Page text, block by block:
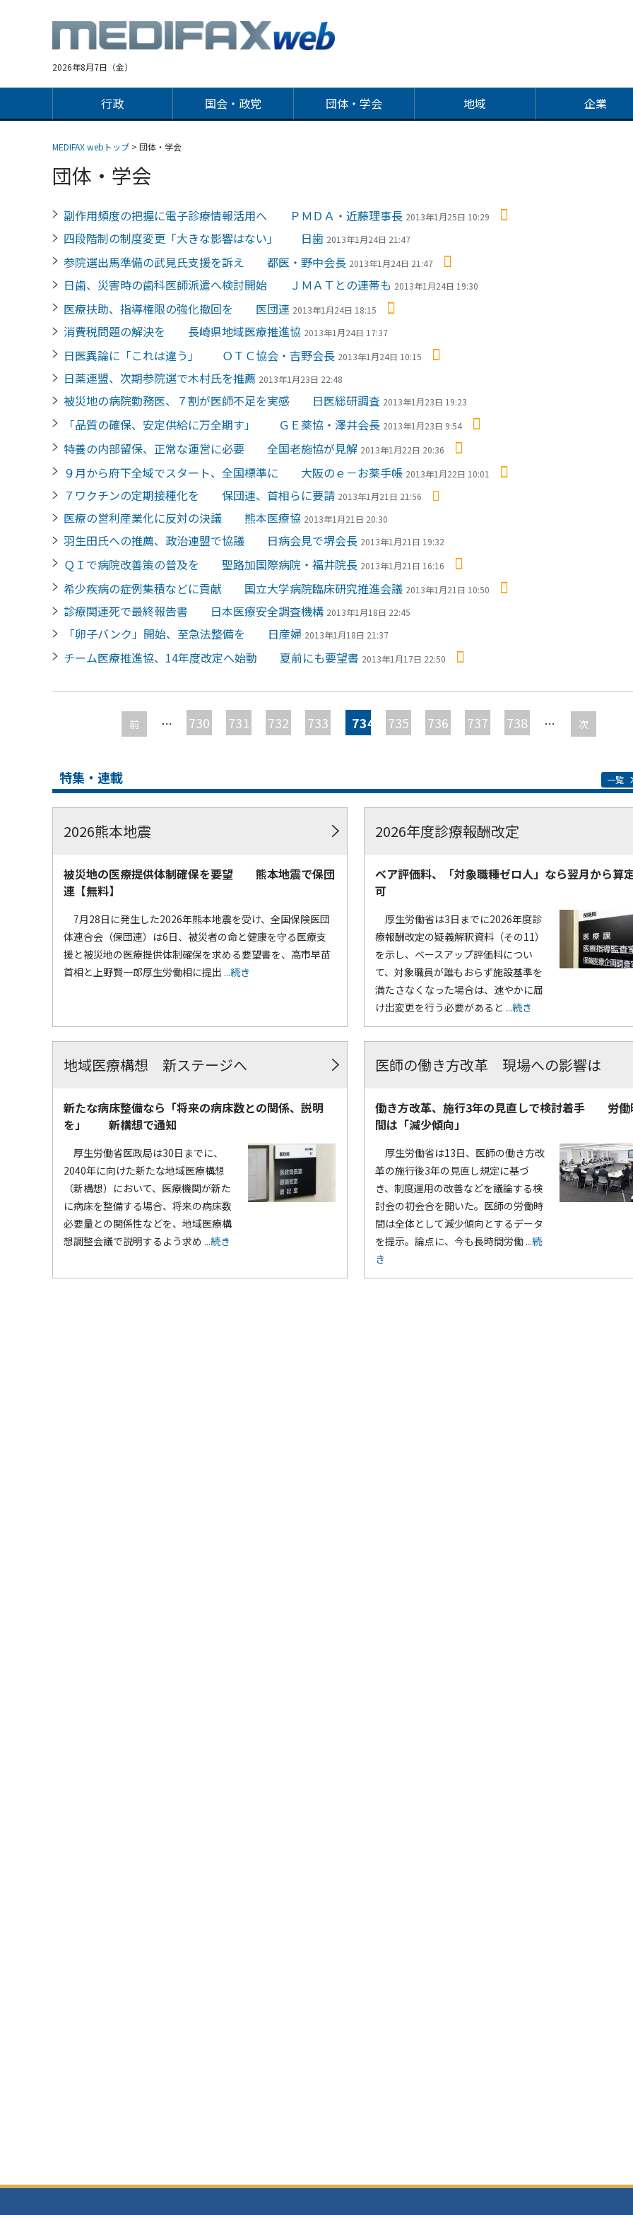
2026年8月7日（金）
行政 国会・政党 団体・学会 地域 企業
MEDIFAX webトップ > 団体・学会
団体・学会
副作用頻度の把握に電子診療情報活用へ ＰＭＤＡ・近藤理事長 2013年1月25日 10:29
四段階制の制度変更「大きな影響はない」 日歯 2013年1月24日 21:47
参院選出馬準備の武見氏支援を訴え 都医・野中会長 2013年1月24日 21:47
日歯、災害時の歯科医師派遣へ検討開始 ＪＭＡＴとの連帯も 2013年1月24日 19:30
医療扶助、指導権限の強化撤回を 医団連 2013年1月24日 18:15
消費税問題の解決を 長崎県地域医療推進協 2013年1月24日 17:37
日医異論に「これは違う」 ＯＴＣ協会・吉野会長 2013年1月24日 10:15
日薬連盟、次期参院選で木村氏を推薦 2013年1月23日 22:48
被災地の病院勤務医、７割が医師不足を実感 日医総研調査 2013年1月23日 19:23
「品質の確保、安定供給に万全期す」 ＧＥ薬協・澤井会長 2013年1月23日 9:54
特養の内部留保、正常な運営に必要 全国老施協が見解 2013年1月22日 20:36
９月から府下全域でスタート、全国標準に 大阪のｅ－お薬手帳 2013年1月22日 10:01
７ワクチンの定期接種化を 保団連、首相らに要請 2013年1月21日 21:56
医療の営利産業化に反対の決議 熊本医療協 2013年1月21日 20:30
羽生田氏への推薦、政治連盟で協議 日病会見で堺会長 2013年1月21日 19:32
ＱＩで病院改善策の普及を 聖路加国際病院・福井院長 2013年1月21日 16:16
希少疾病の症例集積などに貢献 国立大学病院臨床研究推進会議 2013年1月21日 10:50
診療関連死で最終報告書 日本医療安全調査機構 2013年1月18日 22:45
「卵子バンク」開始、至急法整備を 日産婦 2013年1月18日 21:37
チーム医療推進協、14年度改定へ始動 夏前にも要望書 2013年1月17日 22:50
ペ
前 … 730 731 732 733 734 735 736 737 738 … 次
特集・連載 一覧
2026熊本地震
被災地の医療提供体制確保を要望 熊本地震で保団
連【無料】
7月28日に発生した2026年熊本地震を受け、全国保険医団
体連合会（保団連）は6日、被災者の命と健康を守る医療支
援と被災地の医療提供体制確保を求める要望書を、高市早苗
首相と上野賢一郎厚生労働相に提出 ...続き
2026年度診療報酬改定
ベア評価料、「対象職種ゼロ人」なら翌月から算
可
厚生労働省は3日までに2026年度診
療報酬改定の疑義解釈資料（その11）
を示し、ベースアップ評価料につい
て、対象職員が誰もおらず施設基準を
満たさなくなった場合は、速やかに届
け出変更を行う必要があると ...続き
地域医療構想 新ステージへ
新たな病床整備なら「将来の病床数との関係、説明
を」 新構想で通知
厚生労働省医政局は30日までに、
2040年に向けた新たな地域医療構想
（新構想）において、医療機関が新た
に病床を整備する場合、将来の病床数
必要量との関係性などを、地域医療構
想調整会議で説明するよう求め ...続き
医師の働き方改革 現場への影響は
働き方改革、施行3年の見直しで検討着手 労働
間は「減少傾向」
厚生労働省は13日、医師の働き方改
革の施行後3年の見直し規定に基づ
き、制度運用の改善などを議論する検
討会の初会合を開いた。医師の労働時
間は全体として減少傾向とするデータ
を提示。論点に、今も長時間労働...続
き